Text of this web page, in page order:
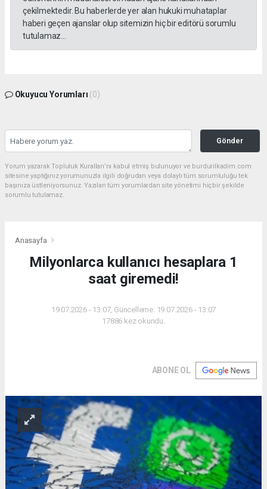
çekilmektedir. Bu haberlerde yer alan hukuki muhataplar
haberi geçen ajanslar olup sitemizin hiç bir editörü sorumlu
tutulamaz...
Okuyucu Yorumları (0)
Gönder
Yorum yazarak Topluluk Kuralları’nı kabul etmiş bulunuyor ve burdurilkadim.com
sitesine yaptığınız yorumunuzla ilgili doğrudan veya dolaylı tüm sorumluluğu tek
başınıza üstleniyorsunuz. Yazılan tüm yorumlardan site yönetimi hiçbir şekilde
sorumlu tutulamaz.
Anasayfa
Milyonlarca kullanıcı hesaplara 1
saat giremedi!
19.07.2026 - 13:07, Güncelleme: 19.07.2026 - 13:07
17886 kez okundu.
ABONE OL